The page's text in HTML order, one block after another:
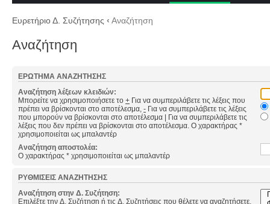
Ευρετήριο Δ. Συζήτησης ‹ Αναζήτηση
Αναζήτηση
ΕΡΏΤΗΜΑ ΑΝΑΖΉΤΗΣΗΣ
Αναζήτηση λέξεων κλειδιών:
Μπορείτε να χρησιμοποιήσετε το + Για να συμπεριλάβετε τις λέξεις που
πρέπει να βρίσκονται στο αποτέλεσμα, - Για να συμπεριλάβετε τις λέξεις
που μπορούν να βρίσκονται στο αποτέλεσμα | Για να συμπεριλάβετε τις
λέξεις που δεν πρέπει να βρίσκονται στο αποτέλεσμα. Ο χαρακτήρας *
χρησιμοποιείται ως μπαλαντέρ
Αναζήτηση αποστολέα:
Ο χαρακτήρας * χρησιμοποιείται ως μπαλαντέρ
ΡΥΘΜΊΣΕΙΣ ΑΝΑΖΉΤΗΣΗΣ
Αναζήτηση στην Δ. Συζήτηση:
Επιλέξτε την Δ. Συζήτηση ή τις Δ. Συζητήσεις που θέλετε να αναζητήσετε.